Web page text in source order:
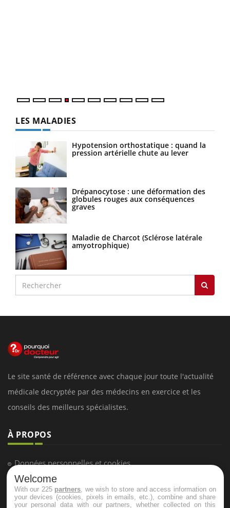
LES MALADIES
Hypotension orthostatique : quand la
pression artérielle chute au lever
Drépanocytose : une déformation des
globules rouges aux conséquences
graves
Maladie de Charcot (Sclérose latérale
amyotrophique)
Le site santé de référence avec chaque jour toute l'actualité
médicale decryptée par des médecins en exercice et les
conseils des meilleurs spécialistes.
À PROPOS
Données personnelles et cookies
Qui sommes-nous
Conditions d'utilisation
Welcome
With our 225 partners , we wish to store and access information on
your devices (cookies, pixels in emails, etc.), combine and share
your personal data with our partners, whether collected on this